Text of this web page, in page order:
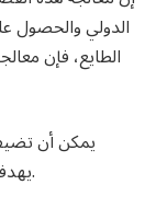
الدولي والحصول
الطايع، فإن
يمكن أن
يهدفون إلى إنتاج أفلام كوميدية أو مثيرة أو جرائم.